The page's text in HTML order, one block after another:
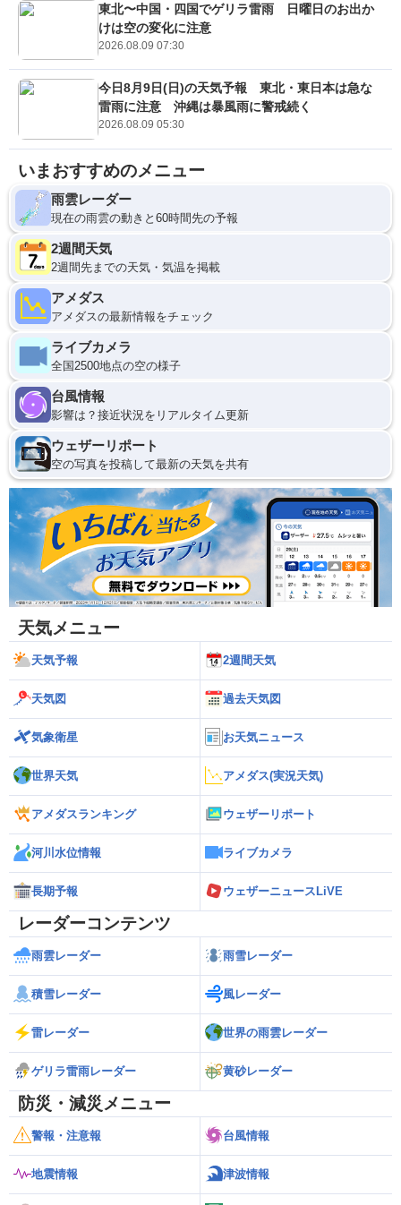
東北〜中国・四国でゲリラ雷雨 日曜日のお出か
けは空の変化に注意
2026.08.09 07:30
今日8月9日(日)の天気予報 東北・東日本は急な
雷雨に注意 沖縄は暴風雨に警戒続く
2026.08.09 05:30
いまおすすめのメニュー
雨雲レーダー
現在の雨雲の動きと60時間先の予報
2週間天気
2週間先までの天気・気温を掲載
アメダス
アメダスの最新情報をチェック
ライブカメラ
全国2500地点の空の様子
台風情報
影響は？接近状況をリアルタイム更新
ウェザーリポート
空の写真を投稿して最新の天気を共有
天気メニュー
天気予報 2週間天気
天気図 過去天気図
気象衛星 お天気ニュース
世界天気 アメダス(実況天気)
アメダスランキング ウェザーリポート
河川水位情報 ライブカメラ
長期予報 ウェザーニュースLiVE
レーダーコンテンツ
雨雲レーダー 雨雪レーダー
積雪レーダー 風レーダー
雷レーダー 世界の雨雲レーダー
ゲリラ雷雨レーダー 黄砂レーダー
防災・減災メニュー
警報・注意報 台風情報
地震情報 津波情報